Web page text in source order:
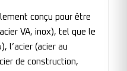
conçu pour être
VA, inox), tel que le
l’acier (acier au
de construction,